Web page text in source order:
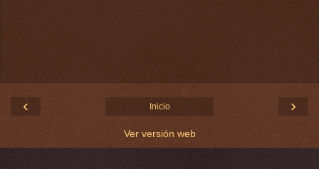
‹ ›
Inicio
Ver versión web